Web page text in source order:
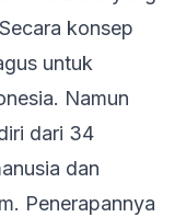
konsep
untuk
Namun
dari 34
dan
Penerapannya